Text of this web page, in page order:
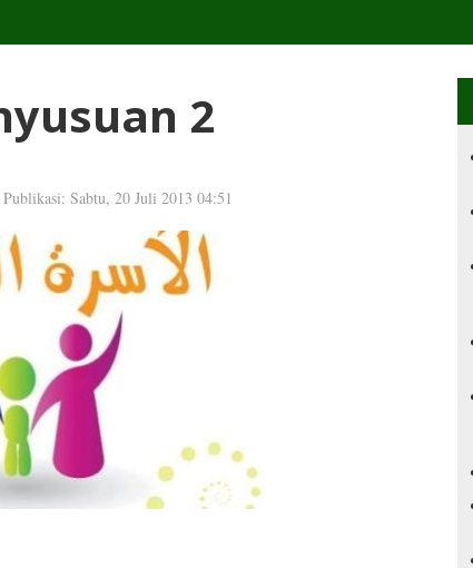
2
Publikasi: Sabtu, 20 Juli 2013 04:51